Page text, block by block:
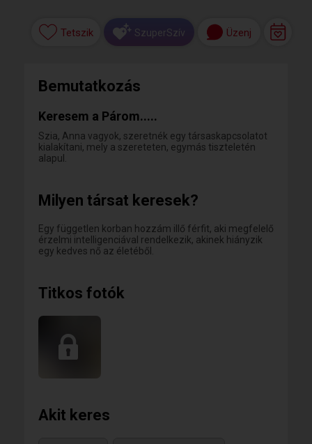
Tetszik SzuperSzív Üzenj
Bemutatkozás
Keresem a Párom.....
Szia, Anna vagyok, szeretnék egy társaskapcsolatot
kialakítani, mely a szereteten, egymás tiszteletén
alapul.
Milyen társat keresek?
Egy független korban hozzám illő férfit, aki megfelelő
érzelmi intelligenciával rendelkezik, akinek hiányzik
egy kedves nő az életéből.
Titkos fotók
Akit keres